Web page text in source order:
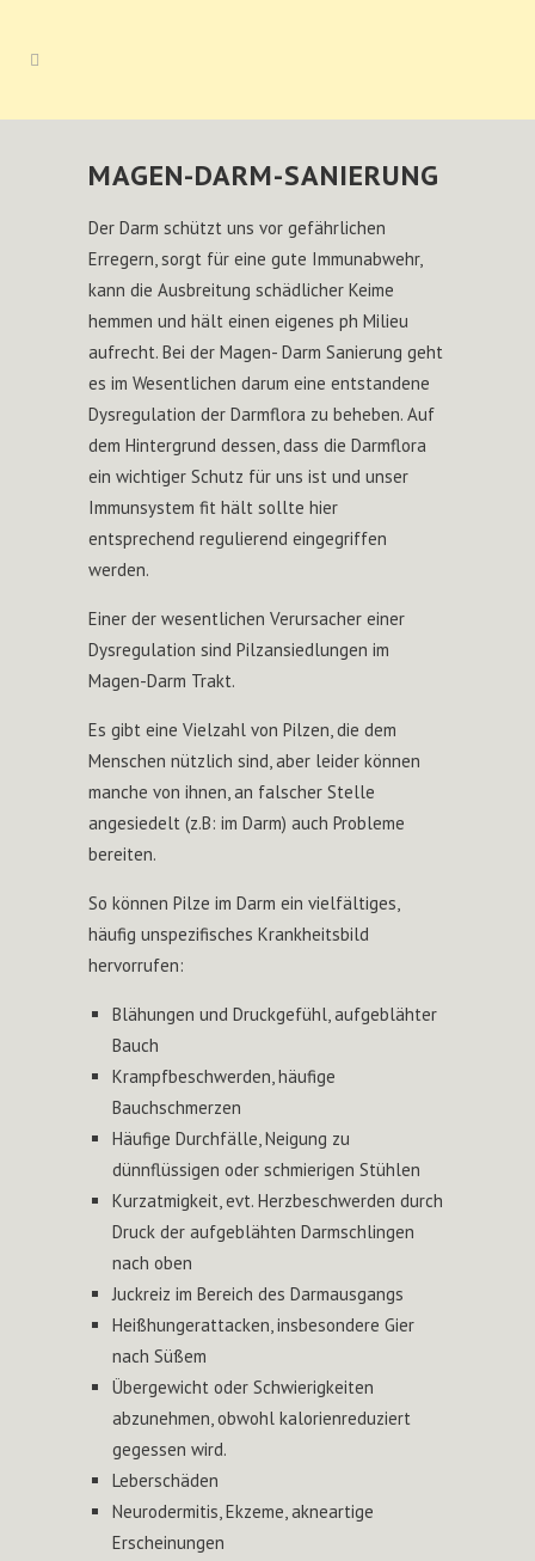
MAGEN-DARM-SANIERUNG
Der Darm schützt uns vor gefährlichen
Erregern, sorgt für eine gute Immunabwehr,
kann die Ausbreitung schädlicher Keime
hemmen und hält einen eigenes ph Milieu
aufrecht. Bei der Magen- Darm Sanierung geht
es im Wesentlichen darum eine entstandene
Dysregulation der Darmflora zu beheben. Auf
dem Hintergrund dessen, dass die Darmflora
ein wichtiger Schutz für uns ist und unser
Immunsystem fit hält sollte hier
entsprechend regulierend eingegriffen
werden.
Einer der wesentlichen Verursacher einer
Dysregulation sind Pilzansiedlungen im
Magen-Darm Trakt.
Es gibt eine Vielzahl von Pilzen, die dem
Menschen nützlich sind, aber leider können
manche von ihnen, an falscher Stelle
angesiedelt (z.B: im Darm) auch Probleme
bereiten.
So können Pilze im Darm ein vielfältiges,
häufig unspezifisches Krankheitsbild
hervorrufen:
Blähungen und Druckgefühl, aufgeblähter
Bauch
Krampfbeschwerden, häufige
Bauchschmerzen
Häufige Durchfälle, Neigung zu
dünnflüssigen oder schmierigen Stühlen
Kurzatmigkeit, evt. Herzbeschwerden durch
Druck der aufgeblähten Darmschlingen
nach oben
Juckreiz im Bereich des Darmausgangs
Heißhungerattacken, insbesondere Gier
nach Süßem
Übergewicht oder Schwierigkeiten
abzunehmen, obwohl kalorienreduziert
gegessen wird.
Leberschäden
Neurodermitis, Ekzeme, akneartige
Erscheinungen